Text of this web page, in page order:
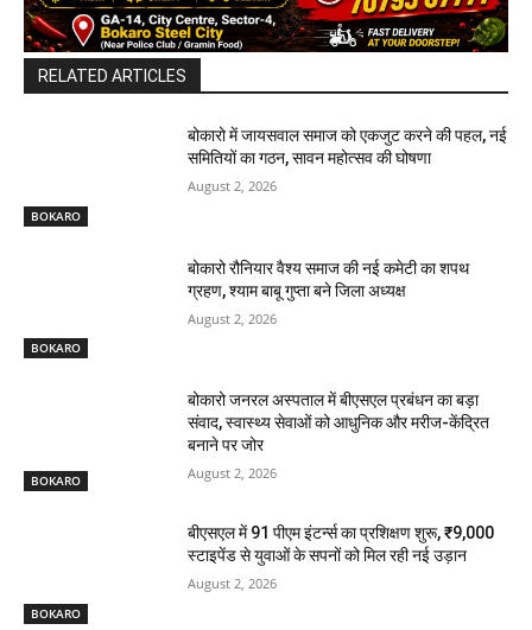
RELATED ARTICLES
BOKARO
बोकारो में जायसवाल समाज को एकजुट करने की पहल, नई
समितियों का गठन, सावन महोत्सव की घोषणा
August 2, 2026
BOKARO
बोकारो रौनियार वैश्य समाज की नई कमेटी का शपथ
ग्रहण, श्याम बाबू गुप्ता बने जिला अध्यक्ष
August 2, 2026
BOKARO
बोकारो जनरल अस्पताल में बीएसएल प्रबंधन का बड़ा
संवाद, स्वास्थ्य सेवाओं को आधुनिक और मरीज-केंद्रित
बनाने पर जोर
August 2, 2026
BOKARO
बीएसएल में 91 पीएम इंटर्न्स का प्रशिक्षण शुरू, ₹9,000
स्टाइपेंड से युवाओं के सपनों को मिल रही नई उड़ान
August 2, 2026